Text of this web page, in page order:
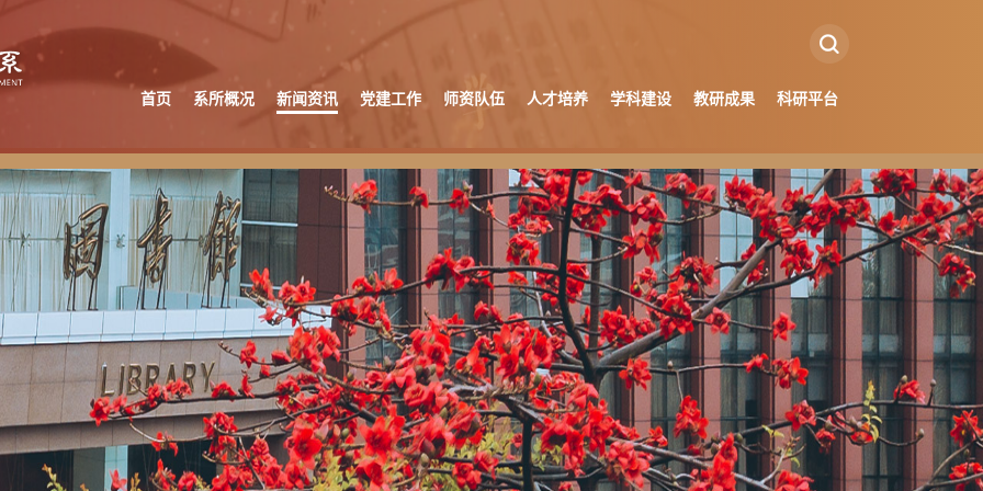
首页 系所概况 新闻资讯 党建工作 师资队伍 人才培养 学科建设 教研成果 科研平台